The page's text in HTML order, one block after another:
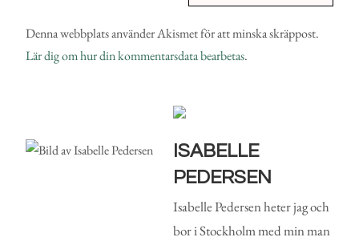
Denna webbplats använder Akismet för att minska skräppost.
Lär dig om hur din kommentarsdata bearbetas.
ISABELLE
PEDERSEN
Isabelle Pedersen heter jag och
bor i Stockholm med min man